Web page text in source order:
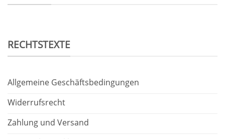
RECHTSTEXTE
Allgemeine Geschäftsbedingungen
Widerrufsrecht
Zahlung und Versand